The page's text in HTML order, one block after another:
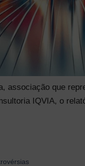
associação que
IQVIA, o